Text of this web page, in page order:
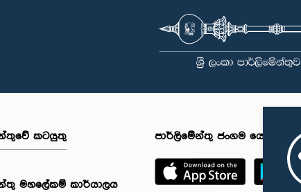
කටයුතු
මහලේකම් කාර්යාලය
පාර්ලිමේන්තු ජංගම යෙදුම